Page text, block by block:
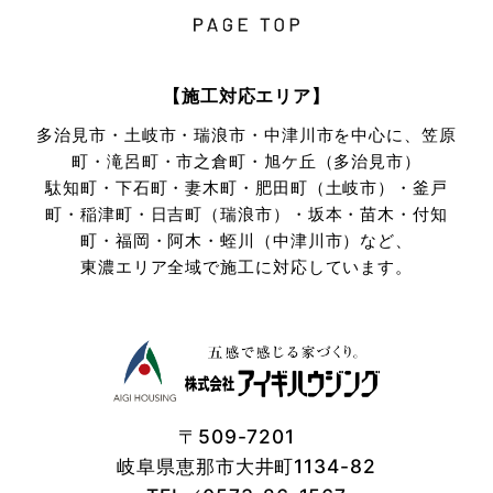
【施工対応エリア】
多治見市・土岐市・瑞浪市・中津川市を中心に、笠原
町・滝呂町・市之倉町・旭ケ丘（多治見市）
駄知町・下石町・妻木町・肥田町（土岐市）・釜戸
町・稲津町・日吉町（瑞浪市）・坂本・苗木・付知
町・ 福岡・阿木・蛭川（中津川市）など、
東濃エリア全域で施工に対応しています。
〒509-7201
岐阜県恵那市大井町1134-82